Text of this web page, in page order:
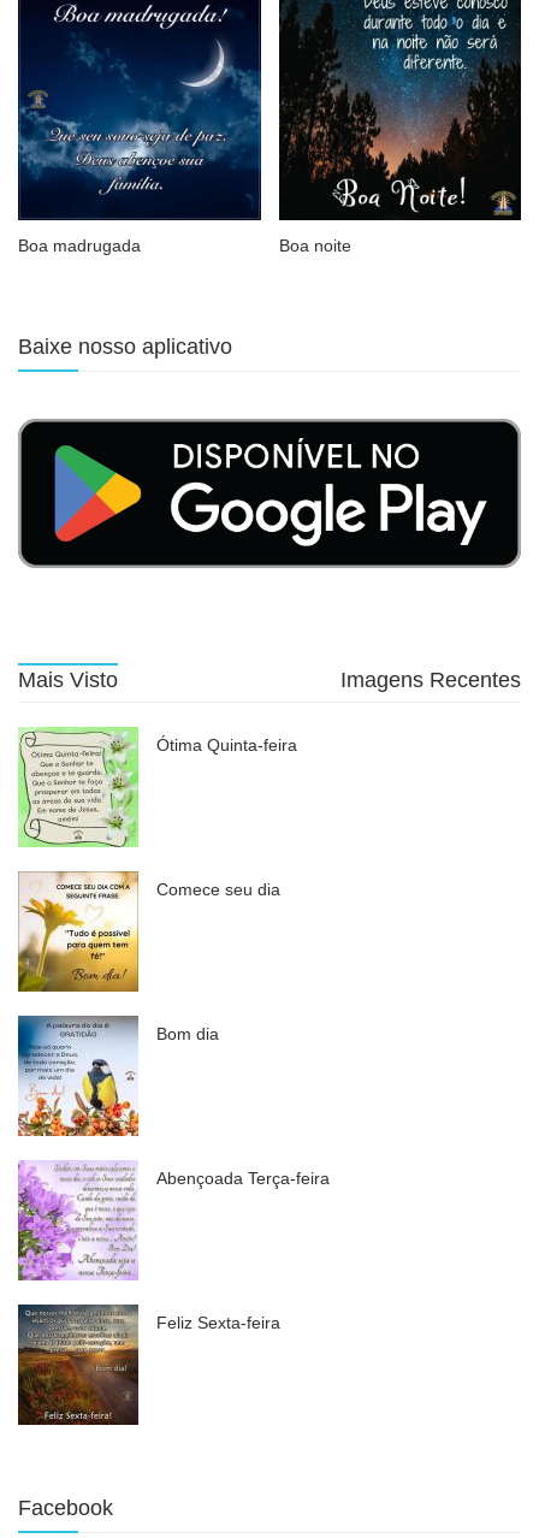
Boa madrugada Boa noite
Baixe nosso aplicativo
Mais Visto Imagens Recentes
Ótima Quinta-feira
Comece seu dia
Bom dia
Abençoada Terça-feira
Feliz Sexta-feira
Facebook